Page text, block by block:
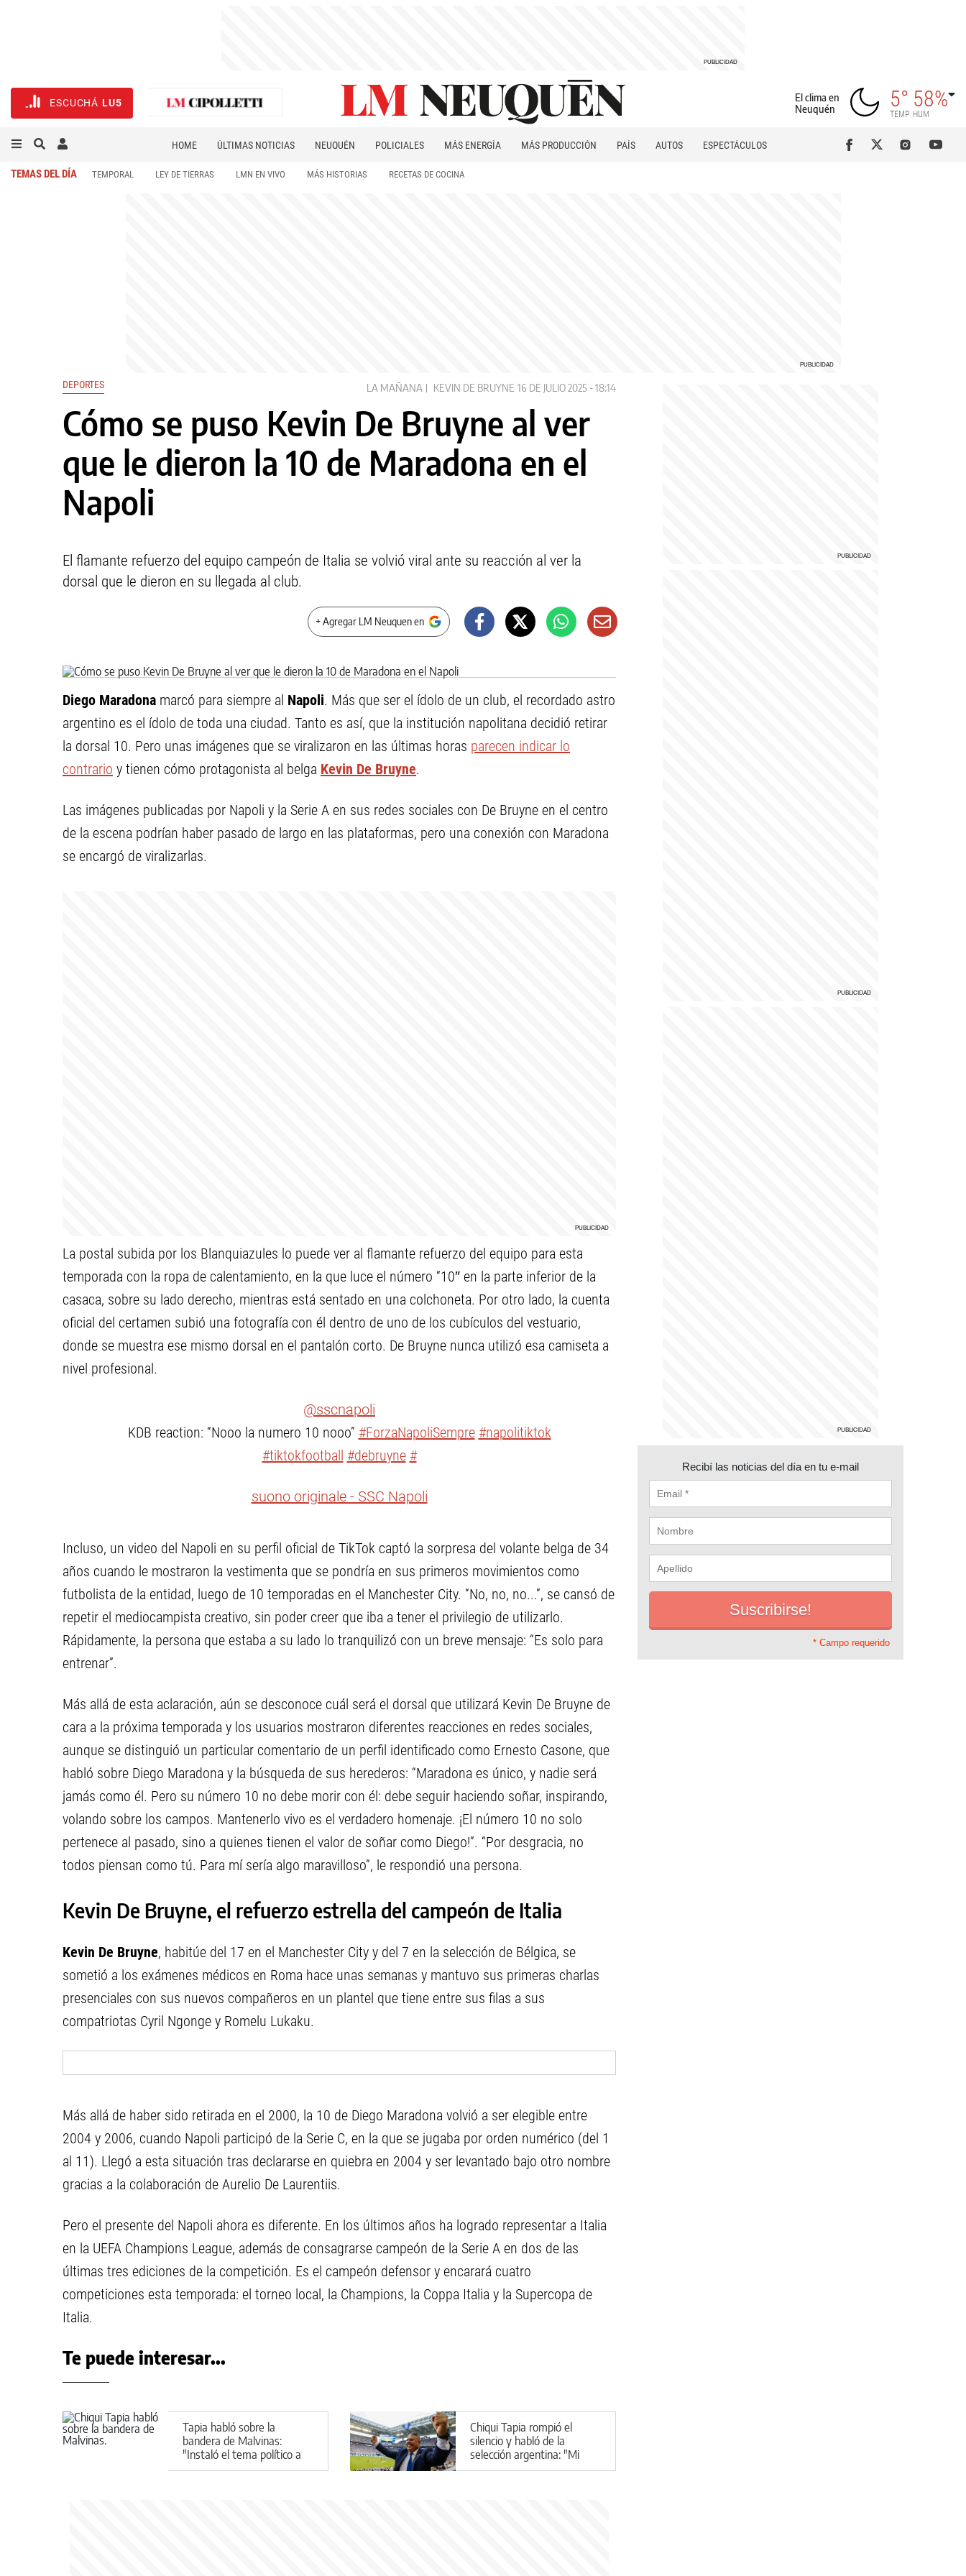
ESCUCHÁ LU5
El clima en
Neuquén
5°
TEMP
58%
HUM
HOME ÚLTIMAS NOTICIAS NEUQUÉN POLICIALES MÁS ENERGÍA MÁS PRODUCCIÓN PAÍS AUTOS
ESPECTÁCULOS
TEMAS DEL DÍA TEMPORAL LEY DE TIERRAS LMN EN VIVO MÁS HISTORIAS RECETAS DE COCINA
DEPORTES LA MAÑANA KEVIN DE BRUYNE 16 DE JULIO 2025 - 18:14
Cómo se puso Kevin De Bruyne al ver
que le dieron la 10 de Maradona en el
Napoli
El flamante refuerzo del equipo campeón de Italia se volvió viral ante su reacción al ver la
dorsal que le dieron en su llegada al club.
+ Agregar LM Neuquen en
Diego Maradona marcó para siempre al Napoli. Más que ser el ídolo de un club, el recordado astro
argentino es el ídolo de toda una ciudad. Tanto es así, que la institución napolitana decidió retirar
la dorsal 10. Pero unas imágenes que se viralizaron en las últimas horas parecen indicar lo
contrario y tienen cómo protagonista al belga Kevin De Bruyne.
Las imágenes publicadas por Napoli y la Serie A en sus redes sociales con De Bruyne en el centro
de la escena podrían haber pasado de largo en las plataformas, pero una conexión con Maradona
se encargó de viralizarlas.
La postal subida por los Blanquiazules lo puede ver al flamante refuerzo del equipo para esta
temporada con la ropa de calentamiento, en la que luce el número “10″ en la parte inferior de la
casaca, sobre su lado derecho, mientras está sentado en una colchoneta. Por otro lado, la cuenta
oficial del certamen subió una fotografía con él dentro de uno de los cubículos del vestuario,
donde se muestra ese mismo dorsal en el pantalón corto. De Bruyne nunca utilizó esa camiseta a
nivel profesional.
@sscnapoli
KDB reaction: “Nooo la numero 10 nooo” #ForzaNapoliSempre #napolitiktok
#tiktokfootball #debruyne #
suono originale - SSC Napoli
Incluso, un video del Napoli en su perfil oficial de TikTok captó la sorpresa del volante belga de 34
años cuando le mostraron la vestimenta que se pondría en sus primeros movimientos como
futbolista de la entidad, luego de 10 temporadas en el Manchester City. “No, no, no...”, se cansó de
repetir el mediocampista creativo, sin poder creer que iba a tener el privilegio de utilizarlo.
Rápidamente, la persona que estaba a su lado lo tranquilizó con un breve mensaje: “Es solo para
entrenar”.
Más allá de esta aclaración, aún se desconoce cuál será el dorsal que utilizará Kevin De Bruyne de
cara a la próxima temporada y los usuarios mostraron diferentes reacciones en redes sociales,
aunque se distinguió un particular comentario de un perfil identificado como Ernesto Casone, que
habló sobre Diego Maradona y la búsqueda de sus herederos: “Maradona es único, y nadie será
jamás como él. Pero su número 10 no debe morir con él: debe seguir haciendo soñar, inspirando,
volando sobre los campos. Mantenerlo vivo es el verdadero homenaje. ¡El número 10 no solo
pertenece al pasado, sino a quienes tienen el valor de soñar como Diego!”. “Por desgracia, no
todos piensan como tú. Para mí sería algo maravilloso”, le respondió una persona.
Kevin De Bruyne, el refuerzo estrella del campeón de Italia
Kevin De Bruyne, habitúe del 17 en el Manchester City y del 7 en la selección de Bélgica, se
sometió a los exámenes médicos en Roma hace unas semanas y mantuvo sus primeras charlas
presenciales con sus nuevos compañeros en un plantel que tiene entre sus filas a sus
compatriotas Cyril Ngonge y Romelu Lukaku.
Más allá de haber sido retirada en el 2000, la 10 de Diego Maradona volvió a ser elegible entre
2004 y 2006, cuando Napoli participó de la Serie C, en la que se jugaba por orden numérico (del 1
al 11). Llegó a esta situación tras declararse en quiebra en 2004 y ser levantado bajo otro nombre
gracias a la colaboración de Aurelio De Laurentiis.
Pero el presente del Napoli ahora es diferente. En los últimos años ha logrado representar a Italia
en la UEFA Champions League, además de consagrarse campeón de la Serie A en dos de las
últimas tres ediciones de la competición. Es el campeón defensor y encarará cuatro
competiciones esta temporada: el torneo local, la Champions, la Coppa Italia y la Supercopa de
Italia.
Te puede interesar...
Tapia habló sobre la
bandera de Malvinas:
"Instaló el tema político a
nivel mundial"
Chiqui Tapia rompió el
silencio y habló de la
selección argentina: "Mi
plan A, B y C es Scaloni"
Recibí las noticias del día en tu e-mail
* Campo requerido